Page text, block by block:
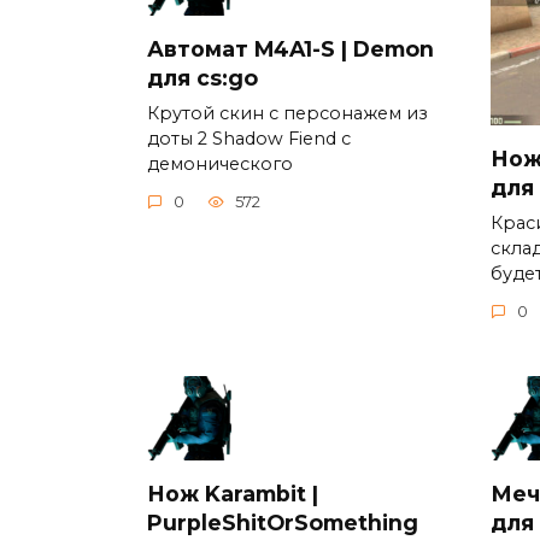
Автомат M4A1-S | Demon
для cs:go
Крутой скин c персонажем из
доты 2 Shadow Fiend c
демонического
0 572
для
0
Нож Karambit |
PurpleShitOrSomething
для